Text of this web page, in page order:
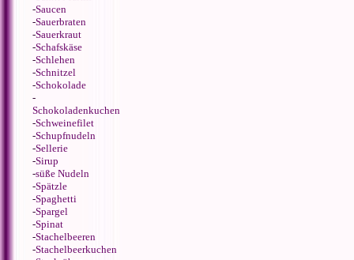
-Saucen
-Sauerbraten
-Sauerkraut
-Schafskäse
-Schlehen
-Schnitzel
-Schokolade
-
Schokoladenkuchen
-Schweinefilet
-Schupfnudeln
-Sellerie
-Sirup
-süße Nudeln
-Spätzle
-Spaghetti
-Spargel
-Spinat
-Stachelbeeren
-Stachelbeerkuchen